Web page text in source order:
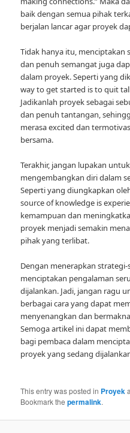
baik dengan semua pihak
berjalan lancar agar proyek
Tidak hanya itu, menciptakan
dan penuh semangat juga
dalam proyek. Seperti yang
way to get started is to quit
Jadikanlah proyek sebagai
dan penuh tantangan,
merasa excited dan
bersama.
Terakhir, jangan lupakan
mengembangkan diri dalam
Seperti yang diungkapkan
source of knowledge is
kemampuan dan
proyek menjadi semakin
pihak yang terlibat.
Dengan menerapkan
menciptakan pengalaman
dijalankan. Jadi, jangan ragu
berbagai cara yang dapat
menyenangkan dan
Semoga artikel ini dapat
bagi pembaca dalam
proyek yang sedang
This entry was posted in Proyek
Bookmark thepermalink.